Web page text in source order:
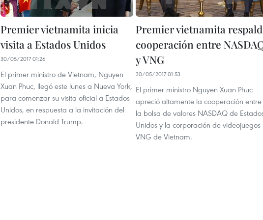
Premier vietnamita inicia
visita a Estados Unidos
30/05/2017 01:26
El primer ministro de Vietnam, Nguyen
Xuan Phuc, llegó este lunes a Nueva York,
para comenzar su visita oficial a Estados
Unidos, en respuesta a la invitación del
presidente Donald Trump.
Premier vietnamita
cooperación entre
y VNG
30/05/2017 01:53
El primer ministro Nguyen Xuan Phuc
apreció altamente la cooperación entre
la bolsa de valores NASDAQ de
Unidos y la corporación de videojuegos
VNG de Vietnam.